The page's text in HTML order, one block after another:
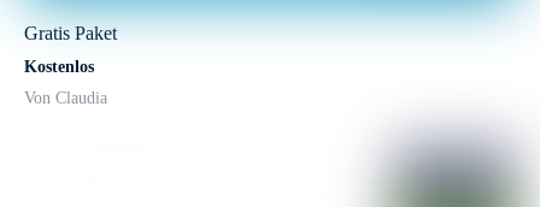
Gratis Paket
Kostenlos
Von Claudia